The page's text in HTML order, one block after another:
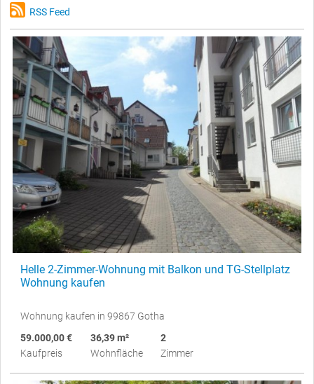
RSS Feed
Helle 2-Zimmer-Wohnung mit Balkon und TG-Stellplatz
Wohnung kaufen
Wohnung kaufen in 99867 Gotha
59.000,00 €
Kaufpreis
36,39 m²
Wohnfläche
2
Zimmer